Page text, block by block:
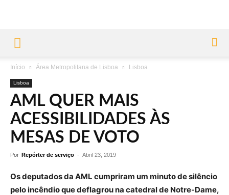
Início Área Metropolitana de Lisboa Lisboa
Lisboa
AML QUER MAIS
ACESSIBILIDADES ÀS
MESAS DE VOTO
Por Repórter de serviço - Abril 23, 2019
Os deputados da AML cumpriram um minuto de silêncio
pelo incêndio que deflagrou na catedral de Notre-Dame,